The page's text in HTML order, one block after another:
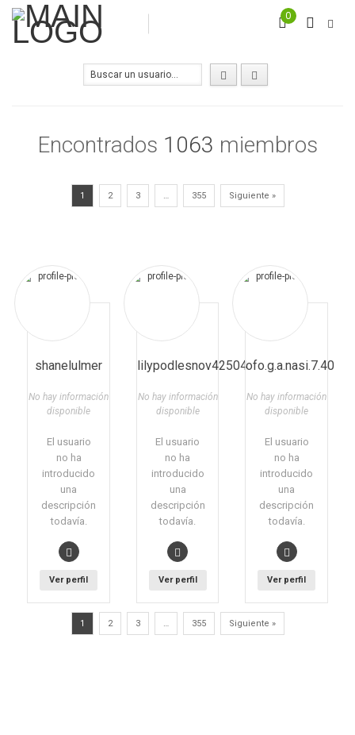
0
Encontrados 1063 miembros
1 2 3 … 355 Siguiente »
shanelulmer
No hay información
disponible
El usuario
no ha
introducido
una
descripción
todavía.
Ver perfil
lilypodlesnov42504
No hay información
disponible
El usuario
no ha
introducido
una
descripción
todavía.
Ver perfil
ofo.g.a.nasi.7.40
No hay información
disponible
El usuario
no ha
introducido
una
descripción
todavía.
Ver perfil
1 2 3 … 355 Siguiente »